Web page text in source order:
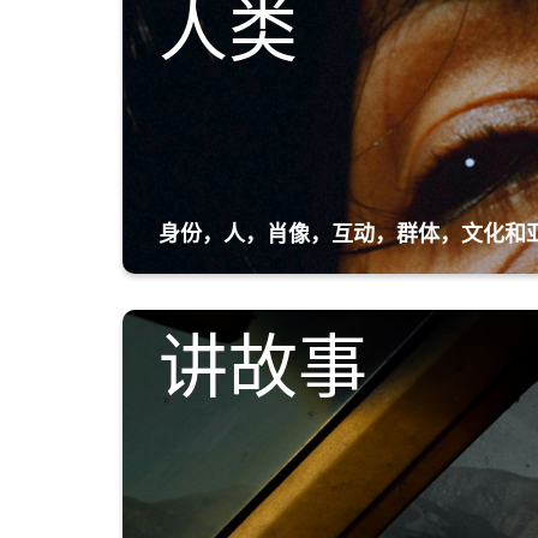
人类
身份，人，肖像，互动，群体，文化和
讲故事